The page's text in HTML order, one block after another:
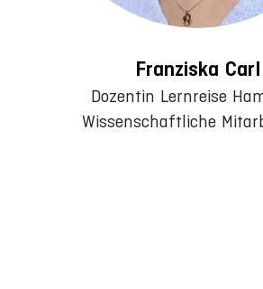
Franziska Carl
Dozentin Lernreise
Wissenschaftliche